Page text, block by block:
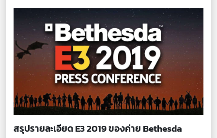
สรุปรายละเอียด E3 2019 ของค่าย Bethesda